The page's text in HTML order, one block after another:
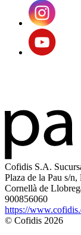
Cofidis S.A.
Plaza de la Pau s/
Cornellà de
900856060
https://
© Cofidis 2026